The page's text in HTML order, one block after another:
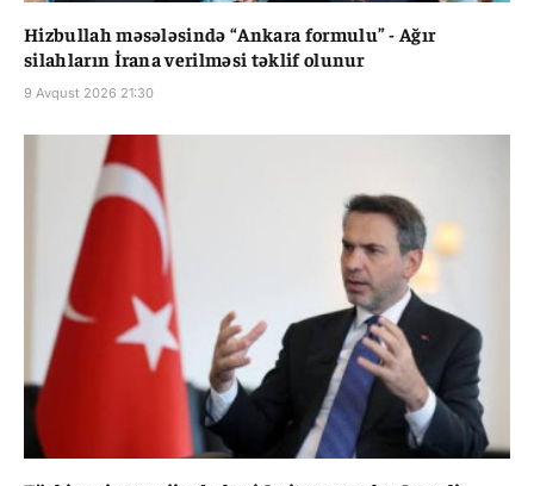
Hizbullah məsələsində “Ankara formulu” - Ağır
silahların İrana verilməsi təklif olunur
9 Avqust 2026 21:30